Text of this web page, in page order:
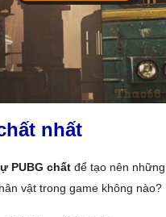
nhất
PUBG chất để tạo nên những
vật trong game không nào?